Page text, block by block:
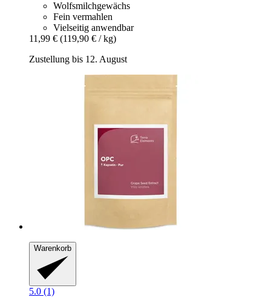
Wolfsmilchgewächs
Fein vermahlen
Vielseitig anwendbar
11,99 € (119,90 € / kg)
Zustellung bis 12. August
Warenkorb
5.0 (1)